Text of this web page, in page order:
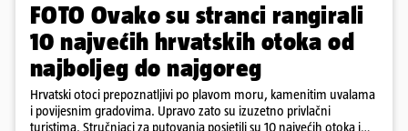
FOTO Ovako su stranci rangirali
10 najvećih hrvatskih otoka od
najboljeg do najgoreg
Hrvatski otoci prepoznatljivi po plavom moru, kamenitim uvalama
i povijesnim gradovima. Upravo zato su izuzetno privlačni
turistima. Stručnjaci za putovanja posjetili su 10 najvećih otoka i